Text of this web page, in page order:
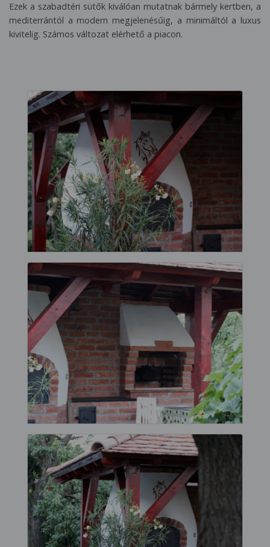
Ezek a szabadtéri sütők kiválóan mutatnak bármely kertben, a
mediterrántól a modern megjelenésűig, a minimáltól a luxus
kivitelig. Számos változat elérhető a piacon.